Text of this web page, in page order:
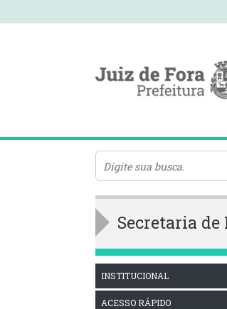
Secretaria de
INSTITUCIONAL
ACESSO RÁPIDO